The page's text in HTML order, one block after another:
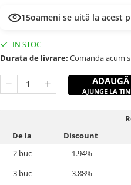
15oameni se uită la acest
IN STOC
Durata de livrare: Comanda acum
AJUNGE LA
De la
Discount
2buc -1.94%
3buc -3.88%